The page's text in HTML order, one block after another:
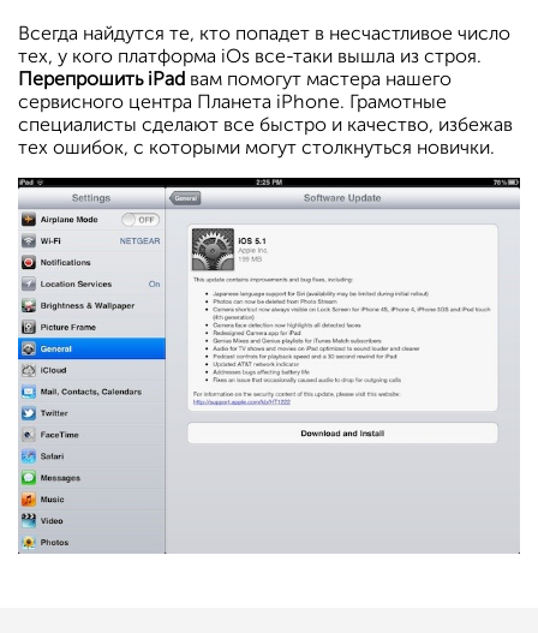
Всегда найдутся те, кто попадет в несчастливое число
тех, у кого платформа iOs все-таки вышла из строя.
Перепрошить iPad вам помогут мастера нашего
сервисного центра Планета iPhone. Грамотные
специалисты сделают все быстро и качество, избежав
тех ошибок, с которыми могут столкнуться новички.